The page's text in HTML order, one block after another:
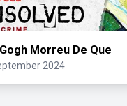
Morreu De Que
2024